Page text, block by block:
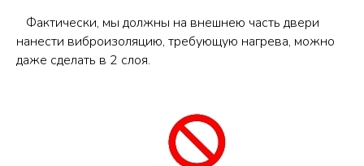
Фактически, мы должны на внешнею часть двери
нанести виброизоляцию, требующую нагрева, можно
даже сделать в 2 слоя.